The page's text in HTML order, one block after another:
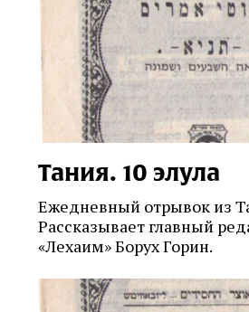
Тания. 10 элула
Ежедневный отрывок из
Рассказывает главный
«Лехаим» Борух Горин.